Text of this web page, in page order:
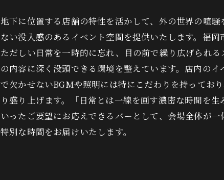
地下に位置する店舗の特性を活かして、外の世界の喧騒
ない没入感のあるイベント空間を提供いたします。福岡
ただしい日常を一時的に忘れ、目の前で繰り広げられる
の内容に深く没頭できる環境を整えています。店内のイ
で欠かせないBGMや照明には特にこだわりを持ってお
り盛り上げます。「日常とは一線を画す濃密な時間を生
いったご要望にお応えできるバーとして、会場全体が一
特別な時間をお届けいたします。